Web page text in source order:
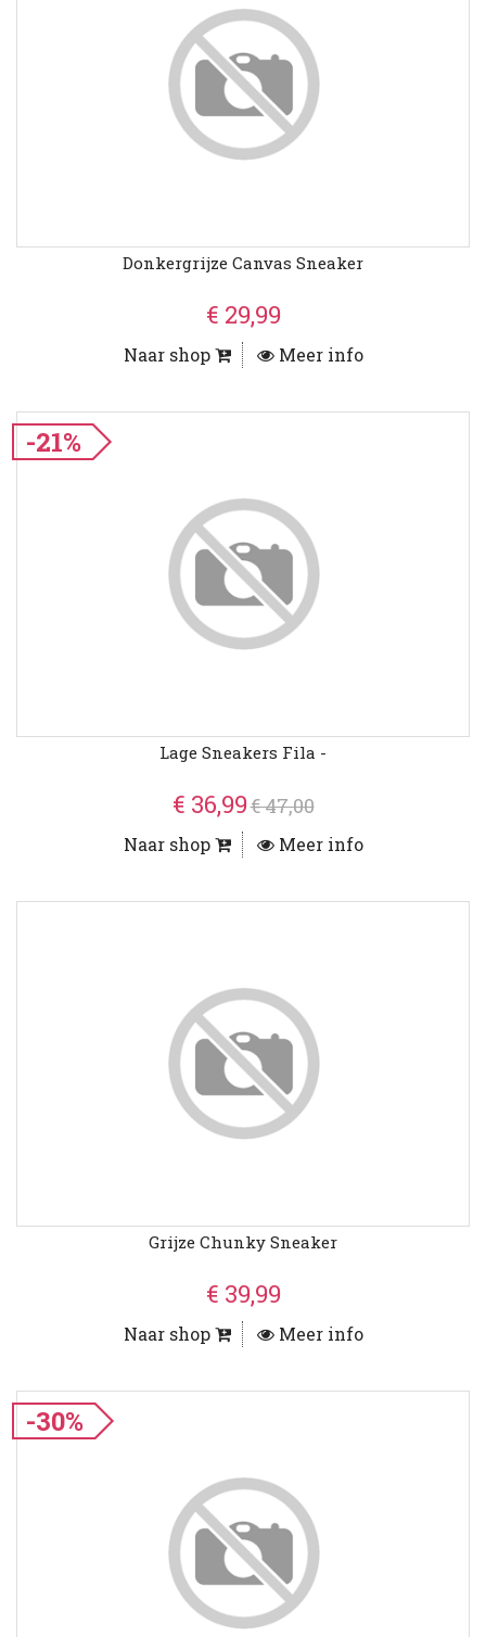
Donkergrijze Canvas Sneaker
€ 29,99
Naar shop Meer info
-21%
Lage Sneakers Fila -
€ 36,99€ 47,00
Naar shop Meer info
Grijze Chunky Sneaker
€ 39,99
Naar shop Meer info
-30%